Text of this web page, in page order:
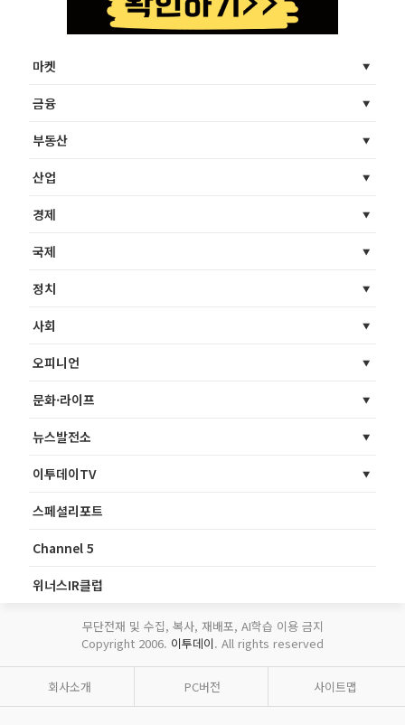
마켓
금융
부동산
산업
경제
국제
정치
사회
오피니언
문화·라이프
뉴스발전소
이투데이TV
스페셜리포트
Channel 5
위너스IR클럽
무단전재 및 수집, 복사, 재배포, AI학습 이용 금지
Copyright 2006. 이투데이. All rights reserved
회사소개 PC버전 사이트맵